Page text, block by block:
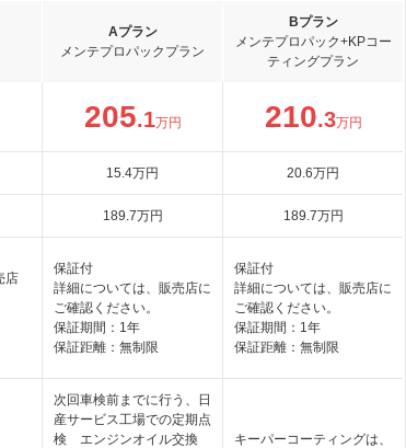
Aプラン
メンテプロパックプラン
Bプラン
メンテプロパック+KPコー
ティングプラン
205.1万円 210.3万円
15.4万円 20.6万円
189.7万円 189.7万円
店
保証付
詳細については、販売店に
ご確認ください。
保証期間：1年
保証距離：無制限
保証付
詳細については、販売店に
ご確認ください。
保証期間：1年
保証距離：無制限
次回車検前までに行う、日
産サービス工場での定期点
検 エンジンオイル交換
キーパーコーティングは、